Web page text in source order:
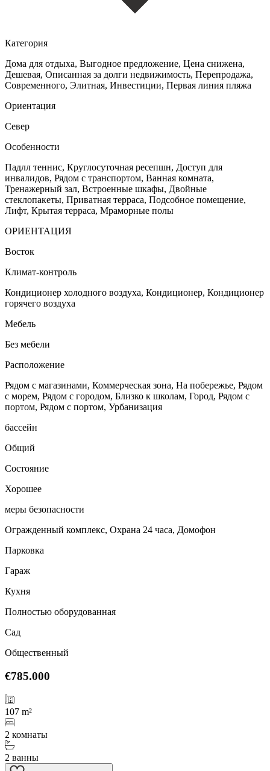
Категория
Дома для отдыха, Выгодное предложение, Цена снижена,
Дешевая, Описанная за долги недвижимость, Перепродажа,
Cовременного, Элитная, Инвестиции, Первая линия пляжа
Ориентация
Север
Особенности
Падлл теннис, Круглосуточная ресепшн, Доступ для
инвалидов, Рядом с транспортом, Ванная комната,
Тренажерный зал, Встроенные шкафы, Двойные
стеклопакеты, Приватная терраса, Подсобное помещение,
Лифт, Крытая терраса, Мраморные полы
ОРИЕНТАЦИЯ
Восток
Климат-контроль
Кондиционер холодного воздуха, Кондиционер, Кондиционер
горячего воздуха
Мебель
Без мебели
Расположение
Рядом с магазинами, Коммерческая зона, На побережье, Рядом
с морем, Рядом с городом, Близко к школам, Город, Рядом с
портом, Рядом с портом, Урбанизация
бассейн
Общий
Состояние
Хорошее
меры безопасности
Огражденный комплекс, Охрана 24 часа, Домофон
Парковка
Гараж
Кухня
Полностью оборудованная
Сад
Общественный
€785.000
107 m²
2 комнаты
2 ванны